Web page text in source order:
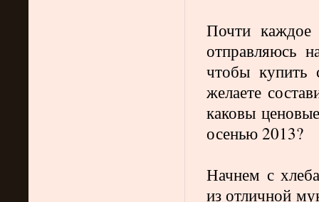
Почти каждое
отправляюсь
чтобы
желаете
каковы
осенью 2013?
Начнем с
из отличной